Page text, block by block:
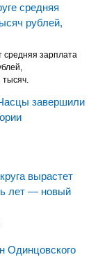
средняя
рублей,
средняя зарплата
тысяч.
завершили
вырастет
лет — новый
Одинцовского